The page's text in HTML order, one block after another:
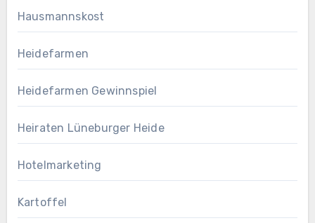
Hausmannskost
Heidefarmen
Heidefarmen Gewinnspiel
Heiraten Lüneburger Heide
Hotelmarketing
Kartoffel